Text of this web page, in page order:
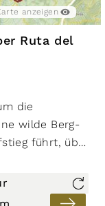
anzeigen
Ruta del
die
wilde Berg-
führt, über
Das